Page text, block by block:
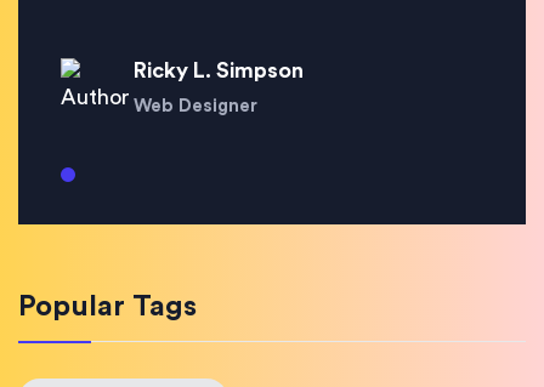
Ricky L. Simpson
Web Designer
Popular Tags